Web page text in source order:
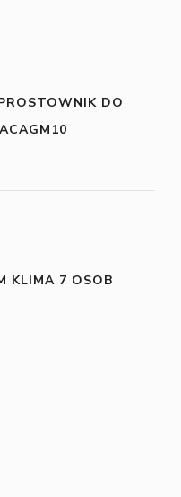
DO
KLIMA 7 OSOB